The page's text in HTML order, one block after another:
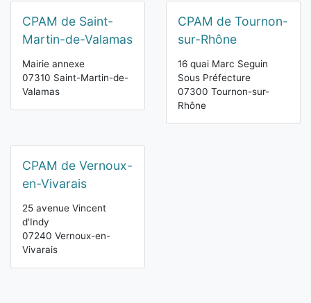
CPAM de Saint-
Martin-de-Valamas
Mairie annexe
07310 Saint-Martin-de-
Valamas
CPAM de Tournon-
sur-Rhône
16 quai Marc Seguin
Sous Préfecture
07300 Tournon-sur-
Rhône
CPAM de Vernoux-
en-Vivarais
25 avenue Vincent
d'Indy
07240 Vernoux-en-
Vivarais